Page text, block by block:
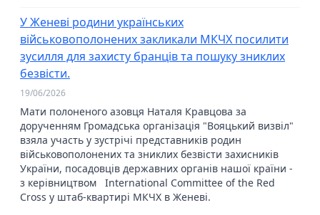
У Женеві родини українських
військовополонених закликали МКЧХ посилити
зусилля для захисту бранців та пошуку зниклих
безвісти.
19/06/2026
Мати полоненого азовця Наталя Кравцова за
дорученням Громадська організація "Вояцький визвіл"
взяла участь у зустрічі представників родин
військовополонених та зниклих безвісти захисників
України, посадовців державних органів нашої країни -
з керівництвом International Committee of the Red
Cross у штаб-квартирі МКЧХ в Женеві.